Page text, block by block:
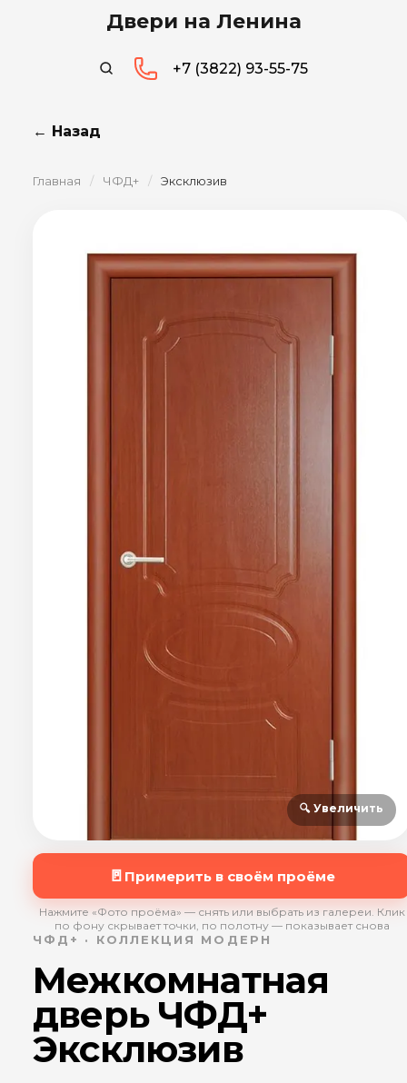
Двери на Ленина
+7 (3822) 93-55-75
← Назад
Главная / ЧФД+ / Эксклюзив
🔍 Увеличить
🚪 Примерить в своём проёме
Нажмите «Фото проёма» — снять или выбрать из галереи. Клик
по фону скрывает точки, по полотну — показывает снова
ЧФД+ · КОЛЛЕКЦИЯ МОДЕРН
Межкомнатная
дверь ЧФД+
Эксклюзив